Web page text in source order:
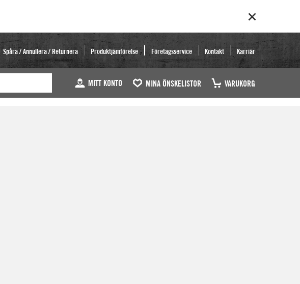
Spåra / Annullera / Returnera Produktjämförelse Företagsservice Kontakt Karriär
MITT KONTO MINA ÖNSKELISTOR VARUKORG